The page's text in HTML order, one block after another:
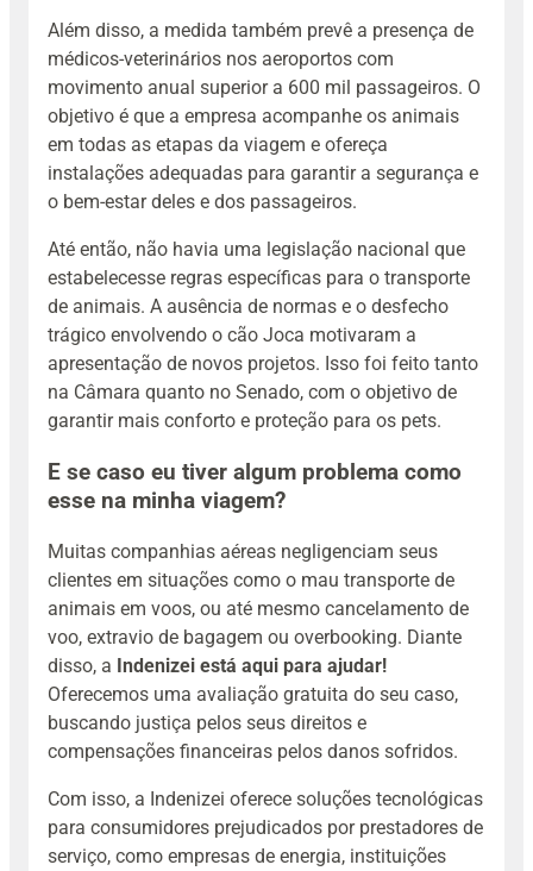
Além disso, a medida também prevê a presença de
médicos-veterinários nos aeroportos com
movimento anual superior a 600 mil passageiros. O
objetivo é que a empresa acompanhe os animais
em todas as etapas da viagem e ofereça
instalações adequadas para garantir a segurança e
o bem-estar deles e dos passageiros.
Até então, não havia uma legislação nacional que
estabelecesse regras específicas para o transporte
de animais. A ausência de normas e o desfecho
trágico envolvendo o cão Joca motivaram a
apresentação de novos projetos. Isso foi feito tanto
na Câmara quanto no Senado, com o objetivo de
garantir mais conforto e proteção para os pets.
E se caso eu tiver algum problema como
esse na minha viagem?
Muitas companhias aéreas negligenciam seus
clientes em situações como o mau transporte de
animais em voos, ou até mesmo cancelamento de
voo, extravio de bagagem ou overbooking. Diante
disso, a Indenizei está aqui para ajudar!
Oferecemos uma avaliação gratuita do seu caso,
buscando justiça pelos seus direitos e
compensações financeiras pelos danos sofridos.
Com isso, a Indenizei oferece soluções tecnológicas
para consumidores prejudicados por prestadores de
serviço, como empresas de energia, instituições